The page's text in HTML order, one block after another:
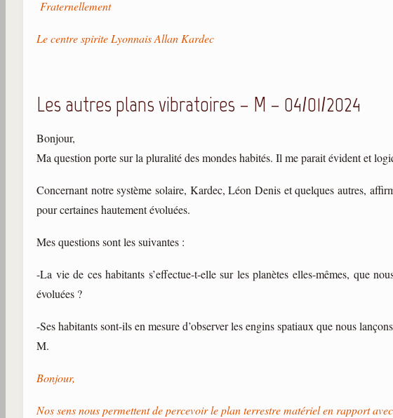
Fraternellement
Le centre spirite Lyonnais Allan Kardec
Les autres plans vibratoires – M – 04/01/2024
Bonjour,
Ma question porte sur la pluralité des mondes habités. Il me parait évident et
Concernant notre système solaire, Kardec, Léon Denis et quelques autres,
pour certaines hautement évoluées.
Mes questions sont les suivantes :
-La vie de ces habitants s’effectue-t-elle sur les planètes elles-mêmes, que
évoluées ?
-Ses habitants sont-ils en mesure d’observer les engins spatiaux que nous
M.
Bonjour,
Nos sens nous permettent de percevoir le plan terrestre matériel en rapport